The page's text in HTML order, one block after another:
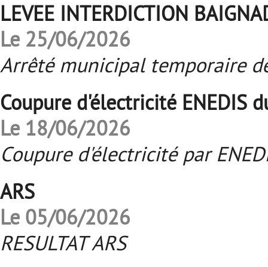
LEVEE INTERDICTION
Le 25/06/2026
Arrêté municipal temporaire
Coupure d'électricité ENEDIS
Le 18/06/2026
Coupure d'électricité par
ARS
Le 05/06/2026
RESULTAT ARS